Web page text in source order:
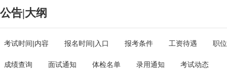
公告|大纲
考试时间|内容 报名时间|入口 报考条件 工资待遇 职
成绩查询 面试通知 体检名单 录用通知 考试动态